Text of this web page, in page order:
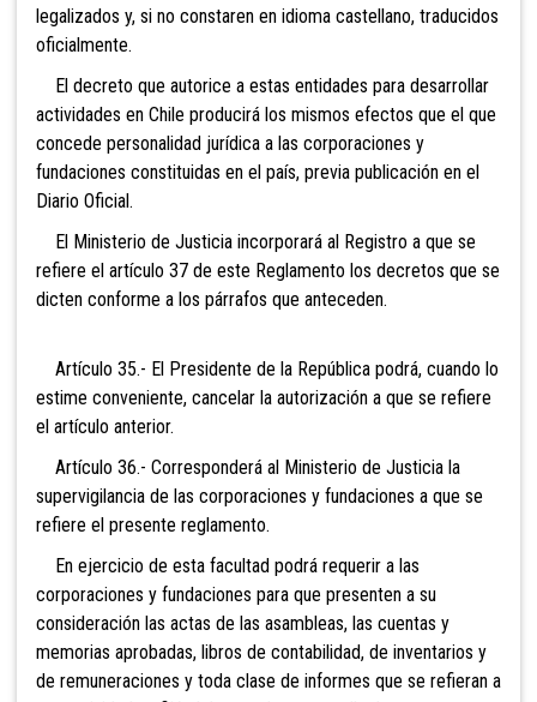
legalizados y, si no constaren en idioma castellano, traducidos
oficialmente.
El decreto que autorice a estas entidades para desarrollar
actividades en Chile producirá los mismos efectos que el que
concede personalidad jurídica a las corporaciones y
fundaciones constituidas en el país, previa publicación en el
Diario Oficial.
El Ministerio de Justicia incorporará al Registro a que se
refiere el artículo 37 de este Reglamento los decretos que se
dicten conforme a los párrafos que anteceden.
Artículo 35.- El Presidente de la República podrá, cuando lo
estime conveniente, cancelar la autorización a que se refiere
el artículo anterior.
Artículo 36.- Corresponderá al Ministerio de Justicia la
supervigilancia de las corporaciones y fundaciones a que se
refiere el presente reglamento.
En ejercicio de esta facultad podrá requerir a las
corporaciones y fundaciones para que presenten a su
consideración las actas de las asambleas, las cuentas y
memorias aprobadas, libros de contabilidad, de inventarios y
de remuneraciones y toda clase de informes que se refieran a